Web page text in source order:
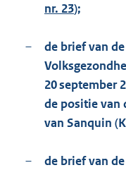
nr. 23);
–
de brief van
20 september
de positie van
van Sanquin
–
de brief van